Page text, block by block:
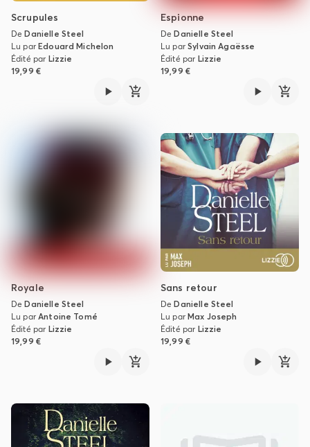
Scrupules
DeDanielle Steel
Lu parEdouard Michelon
Édité par Lizzie
19,99 €
Espionne
DeDanielle Steel
Lu parSylvain Agaësse
Édité par Lizzie
19,99 €
Royale
DeDanielle Steel
Lu parAntoine Tomé
Édité par Lizzie
19,99 €
Sans retour
DeDanielle Steel
Lu parMax Joseph
Édité par Lizzie
19,99 €